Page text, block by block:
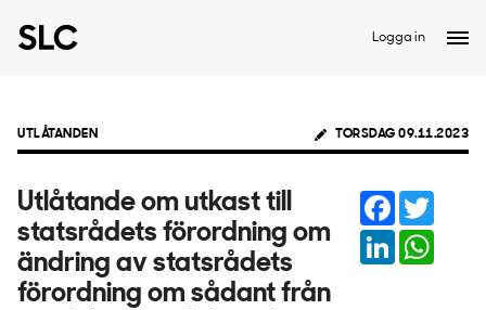
Logga in
UTLÅTANDEN TORSDAG 09.11.2023
Utlåtande om utkast till
statsrådets förordning om
ändring av statsrådets
förordning om sådant från
Facebook
LinkedIn